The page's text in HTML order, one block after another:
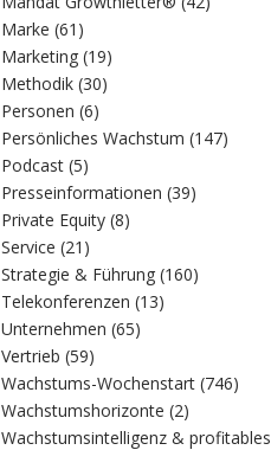
Marke (61)
Marketing (19)
Methodik (30)
Personen (6)
Persönliches Wachstum (147)
Podcast (5)
Presseinformationen (39)
Private Equity (8)
Service (21)
Strategie & Führung (160)
Telekonferenzen (13)
Unternehmen (65)
Vertrieb (59)
Wachstums-Wochenstart (746)
Wachstumshorizonte (2)
Wachstumsintelligenz & profitables